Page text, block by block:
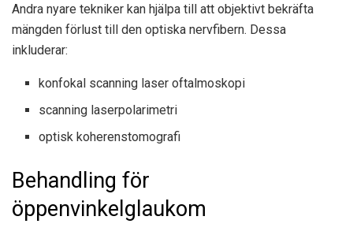
Andra nyare tekniker kan hjälpa till att objektivt bekräfta
mängden förlust till den optiska nervfibern. Dessa
inkluderar:
konfokal scanning laser oftalmoskopi
scanning laserpolarimetri
optisk koherenstomografi
Behandling för
öppenvinkelglaukom